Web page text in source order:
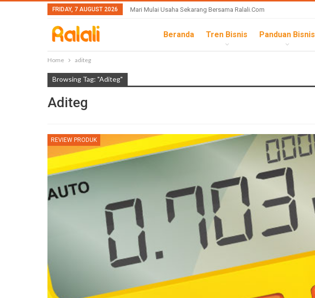
FRIDAY, 7 AUGUST 2026 Mari Mulai Usaha Sekarang Bersama Ralali.com
Beranda Tren Bisnis Panduan Bisnis
Home aditeg
Browsing Tag: "aditeg"
Aditeg
REVIEW PRODUK